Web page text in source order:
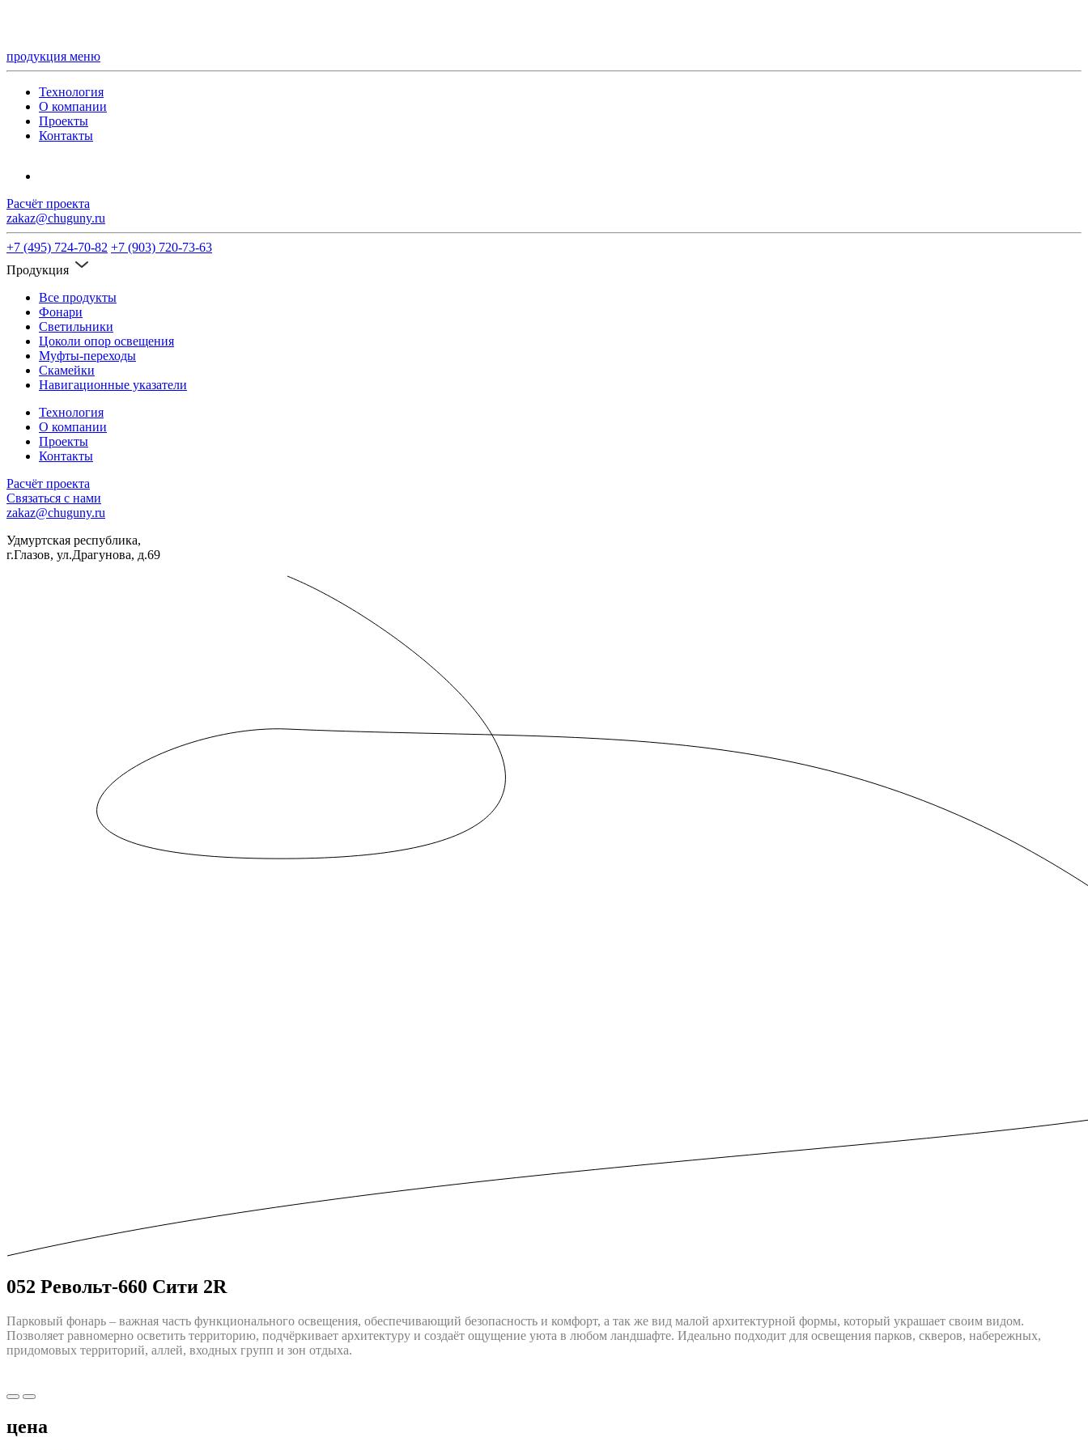
продукция меню
Технология
О компании
Проекты
Контакты
Расчёт проекта
zakaz@chuguny.ru
+7 (495) 724-70-82 +7 (903) 720-73-63
Продукция
Все продукты
Фонари
Светильники
Цоколи опор освещения
Муфты-переходы
Скамейки
Навигационные указатели
Технология
О компании
Проекты
Контакты
Расчёт проекта
Связаться с нами
zakaz@chuguny.ru
Удмуртская республика,
г.Глазов, ул.Драгунова, д.69
052 Револьт-660 Сити 2R
Парковый фонарь – важная часть функционального освещения, обеспечивающий безопасность и комфорт, а так же вид малой архитектурной формы, который украшает своим видом.
Позволяет равномерно осветить территорию, подчёркивает архитектуру и создаёт ощущение уюта в любом ландшафте. Идеально подходит для освещения парков, скверов, набережных,
придомовых территорий, аллей, входных групп и зон отдыха.
цена